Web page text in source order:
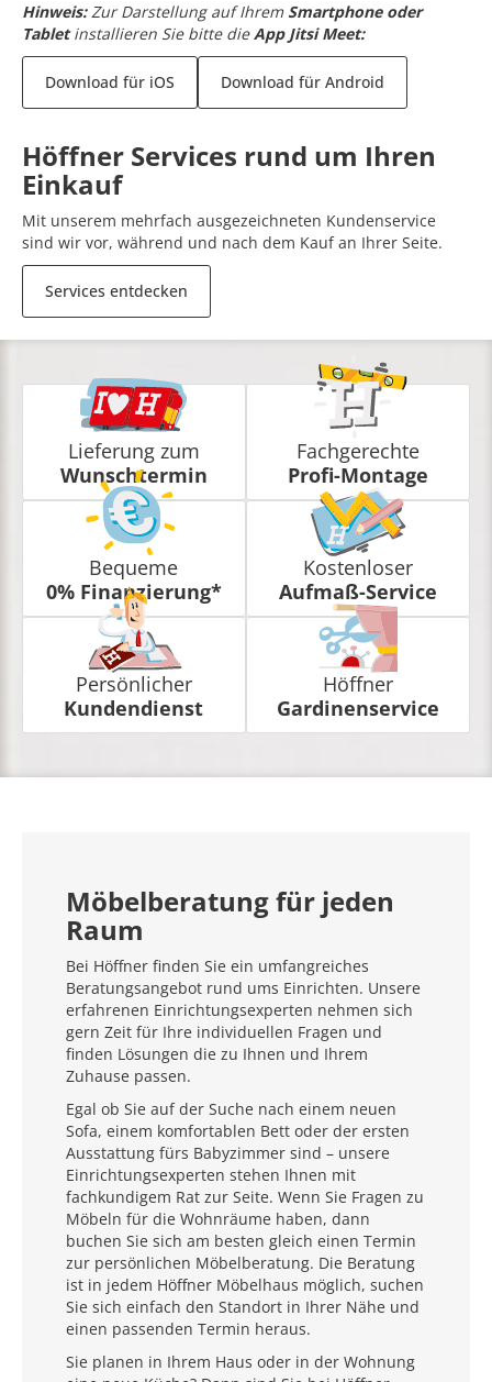
Hinweis: Zur Darstellung auf Ihrem Smartphone oder
Tabletinstallieren Sie bitte dieApp Jitsi Meet:
Download für iOS Download für Android
Höffner Services rund um Ihren
Einkauf
Mit unserem mehrfach ausgezeichneten Kundenservice
sind wir vor, während und nach dem Kauf an Ihrer Seite.
Services entdecken
Lieferung zum
Wunschtermin
Fachgerechte
Profi-Montage
Bequeme
0% Finanzierung*
Kostenloser
Aufmaß-Service
Persönlicher
Kundendienst
Höffner
Gardinenservice
Möbelberatung für jeden
Raum
Bei Höffner finden Sie ein umfangreiches
Beratungsangebot rund ums Einrichten. Unsere
erfahrenen Einrichtungsexperten nehmen sich
gern Zeit für Ihre individuellen Fragen und
finden Lösungen die zu Ihnen und Ihrem
Zuhause passen.
Egal ob Sie auf der Suche nach einem neuen
Sofa, einem komfortablen Bett oder der ersten
Ausstattung fürs Babyzimmer sind – unsere
Einrichtungsexperten stehen Ihnen mit
fachkundigem Rat zur Seite. Wenn Sie Fragen zu
Möbeln für die Wohnräume haben, dann
buchen Sie sich am besten gleich einen Termin
zur persönlichen Möbelberatung. Die Beratung
ist in jedem Höffner Möbelhaus möglich, suchen
Sie sich einfach den Standort in Ihrer Nähe und
einen passenden Termin heraus.
Sie planen in Ihrem Haus oder in der Wohnung